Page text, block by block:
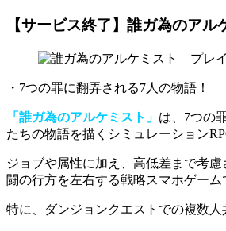
【サービス終了】誰ガ為のアル
・7つの罪に翻弄される7人の物語！
「誰ガ為のアルケミスト」 は、7つの
たちの物語を描くシミュレーション
ジョブや属性に加え、 高低差まで考
闘の行方を左右する戦略スマホゲーム
特に、ダンジョンクエストでの複数人